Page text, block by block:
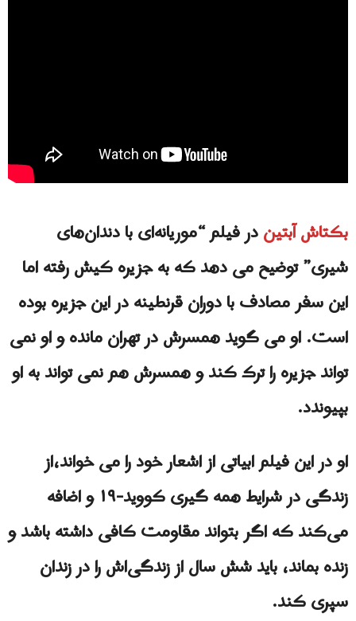
بکتاش آبتيندر فیلم “موریانه‌ای با دندان‌های
شیری” توضیح می دهد که به جزیره کیش رفته اما
این سفر مصادف با دوران قرنطینه در این جزیره بوده
است. او می گوید همسرش در تهران مانده و او نمی
تواند جزیره را ترک کند و همسرش هم نمی تواند به او
بپیوندد.
او در این فیلم ابیاتی از اشعار خود را می خواند،از
زندگی در شرایط همه گیری کووید-۱۹ و اضافه
می‌کند که اگر بتواند مقاومت کافی داشته باشد و
زنده بماند، باید شش سال از زندگی‌اش را در زندان
سپری کند.